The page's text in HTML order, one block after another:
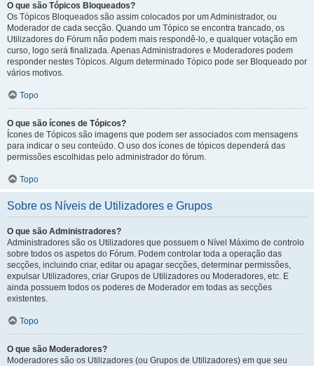
O que são Tópicos Bloqueados?
Os Tópicos Bloqueados são assim colocados por um Administrador, ou
Moderador de cada secção. Quando um Tópico se encontra trancado, os
Utilizadores do Fórum não podem mais respondê-lo, e qualquer votação em
curso, logo será finalizada. Apenas Administradores e Moderadores podem
responder nestes Tópicos. Algum determinado Tópico pode ser Bloqueado por
vários motivos.
Topo
O que são ícones de Tópicos?
Ícones de Tópicos são imagens que podem ser associados com mensagens
para indicar o seu conteúdo. O uso dos ícones de tópicos dependerá das
permissões escolhidas pelo administrador do fórum.
Topo
Sobre os Níveis de Utilizadores e Grupos
O que são Administradores?
Administradores são os Utilizadores que possuem o Nível Máximo de controlo
sobre todos os aspetos do Fórum. Podem controlar toda a operação das
secções, incluindo criar, editar ou apagar secções, determinar permissões,
expulsar Utilizadores, criar Grupos de Utilizadores ou Moderadores, etc. E
ainda possuem todos os poderes de Moderador em todas as secções
existentes.
Topo
O que são Moderadores?
Moderadores são os Utilizadores (ou Grupos de Utilizadores) em que seu